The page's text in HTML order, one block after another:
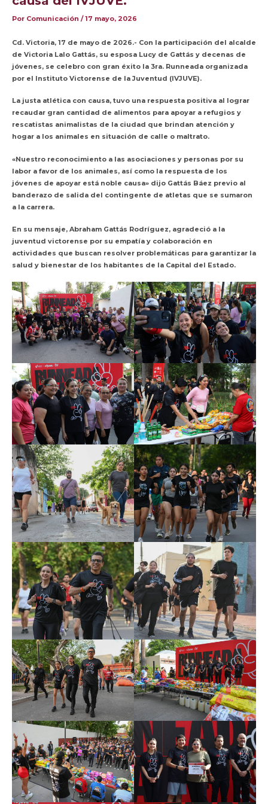
Por Comunicación /17 mayo, 2026
Cd. Victoria, 17 de mayo de 2026.- Con la participación del alcalde
de Victoria Lalo Gattás, su esposa Lucy de Gattás y decenas de
jóvenes, se celebro con gran éxito la 3ra. Runneada organizada
por el Instituto Victorense de la Juventud (IVJUVE).
La justa atlética con causa, tuvo una respuesta positiva al lograr
recaudar gran cantidad de alimentos para apoyar a refugios y
rescatistas animalistas de la ciudad que brindan atención y
hogar a los animales en situación de calle o maltrato.
«Nuestro reconocimiento a las asociaciones y personas por su
labor a favor de los animales, así como la respuesta de los
jóvenes de apoyar está noble causa» dijo Gattás Báez previo al
banderazo de salida del contingente de atletas que se sumaron
a la carrera.
En su mensaje, Abraham Gattás Rodríguez, agradeció a la
juventud victorense por su empatía y colaboración en
actividades que buscan resolver problemáticas para garantizar la
salud y bienestar de los habitantes de la Capital del Estado.